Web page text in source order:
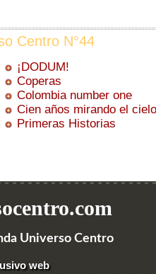
Centro N°44
¡DODUM!
Coperas
Colombia number one
Cien años mirando el cielo
Primeras Historias
Universo Centro
web